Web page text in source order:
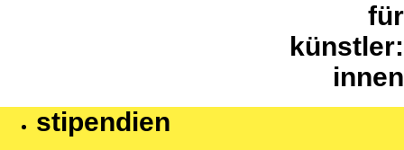
für
künstler:
innen
stipendien